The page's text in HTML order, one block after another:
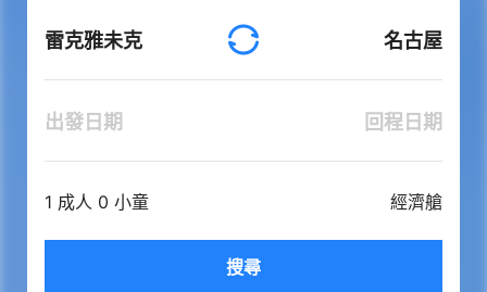
雷克雅未克 名古屋
出發日期 回程日期
1 成人 0 小童 經濟艙
搜尋